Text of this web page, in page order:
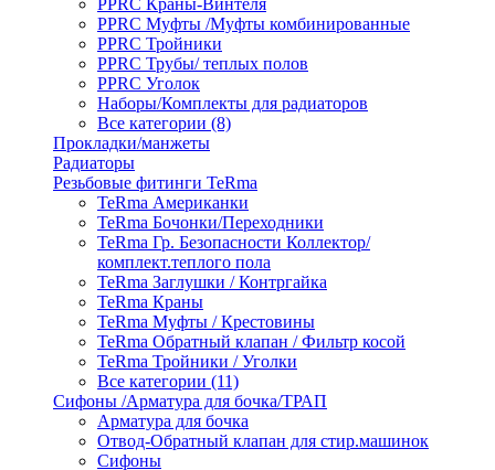
PPRC Краны-Винтеля
PPRC Муфты /Муфты комбинированные
PPRC Тройники
PPRC Трубы/ теплых полов
PPRC Уголок
Наборы/Комплекты для радиаторов
Все категории (8)
Прокладки/манжеты
Радиаторы
Резьбовые фитинги TeRma
TeRma Американки
TeRma Бочонки/Переходники
TeRma Гр. Безопасности Коллектор/
комплект.теплого пола
TeRma Заглушки / Контргайка
TeRma Краны
TeRma Муфты / Крестовины
TeRma Обратный клапан / Фильтр косой
TeRma Тройники / Уголки
Все категории (11)
Сифоны /Арматура для бочка/ТРАП
Арматура для бочка
Отвод-Обратный клапан для стир.машинок
Сифоны